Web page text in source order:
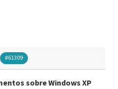
#61309
sobre Windows XP